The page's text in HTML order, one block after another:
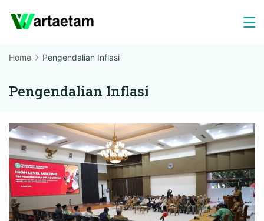
Home Pengendalian Inflasi
Pengendalian Inflasi